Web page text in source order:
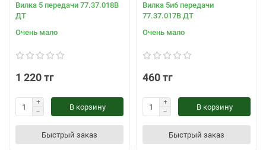
Вилка 5 передачи 77.37.018В
ДТ
Очень мало
1 220 тг
В корзину
Быстрый заказ
Вилка 5и6 передачи
77.37.017В ДТ
Очень мало
460 тг
В корзину
Быстрый заказ